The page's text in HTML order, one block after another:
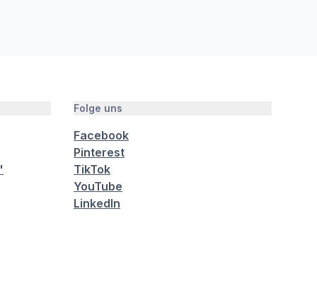
Folge uns
Facebook
Pinterest
TikTok
YouTube
LinkedIn